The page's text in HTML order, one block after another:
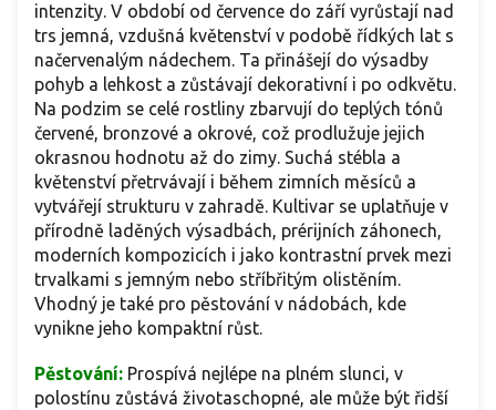
intenzity. V období od července do září vyrůstají nad
trs jemná, vzdušná květenství v podobě řídkých lat s
načervenalým nádechem. Ta přinášejí do výsadby
pohyb a lehkost a zůstávají dekorativní i po odkvětu.
Na podzim se celé rostliny zbarvují do teplých tónů
červené, bronzové a okrové, což prodlužuje jejich
okrasnou hodnotu až do zimy. Suchá stébla a
květenství přetrvávají i během zimních měsíců a
vytvářejí strukturu v zahradě. Kultivar se uplatňuje v
přírodně laděných výsadbách, prérijních záhonech,
moderních kompozicích i jako kontrastní prvek mezi
trvalkami s jemným nebo stříbřitým olistěním.
Vhodný je také pro pěstování v nádobách, kde
vynikne jeho kompaktní růst.
Pěstování: Prospívá nejlépe na plném slunci, v
polostínu zůstává životaschopné, ale může být řidší